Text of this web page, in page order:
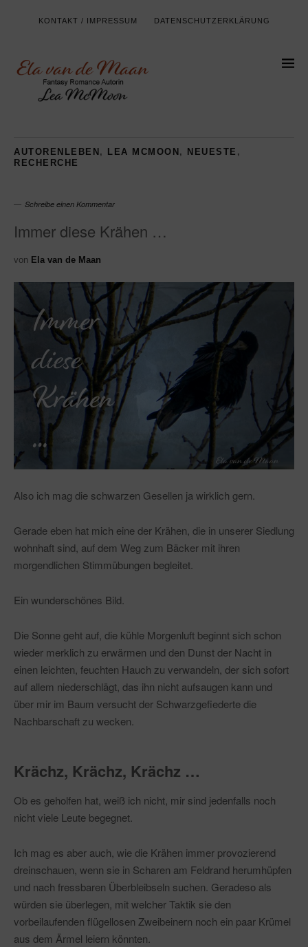
KONTAKT / IMPRESSUM DATENSCHUTZERKLÄRUNG
AUTORENLEBEN , LEA MCMOON , NEUESTE ,
RECHERCHE
Schreibe einen Kommentar
Immer diese Krähen …
von Ela van de Maan
Also ich mag die schwarzen Gesellen ja wirklich gern.
Gerade eben hat mich eine der Krähen, die in unserer Siedlung
wohnhaft sind, auf dem Weg zum Bäcker mit ihren
morgendlichen Stimmübungen begleitet.
Ein wunderschönes Bild.
Die Sonne geht auf, die kühle Morgenluft beginnt sich schon
wieder merklich zu erwärmen und den Dunst der Nacht in
einen leichten, feuchten Hauch zu verwandeln, der sich sofort
auf allem niederschlägt, das ihn nicht aufsaugen kann und
über mir im Baum versucht der Schwarzgefiederte die
Nachbarschaft zu wecken.
Krächz, Krächz, Krächz …
Ob es geholfen hat, weiß ich nicht, mir sind jedenfalls noch
nicht viele Leute begegnet.
Ich mag es aber auch, wie die Krähen immer provozierend
dreinschauen, wenn sie in Scharen am Feldrand herumhüpfen
und nach fressbaren Überbleibseln suchen. Geradeso als
würden sie überlegen, mit welcher Taktik sie den
vorbeilaufenden flügellosen Zweibeinern noch ein paar Krümel
aus dem Ärmel leiern könnten.